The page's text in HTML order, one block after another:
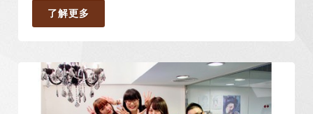
了解更多